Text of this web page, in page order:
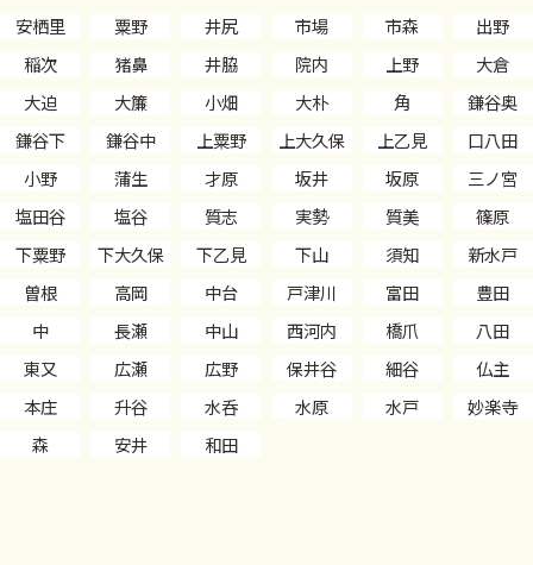
安栖里 粟野 井尻 市場 市森
出野
稲次
猪鼻 井脇 院内 上野
大倉
大迫
大簾 小畑 大朴 角
鎌谷奥
鎌谷下
鎌谷中 上粟野 上大久保 上乙見
口八田
小野
蒲生 才原 坂井 坂原
三ノ宮
塩田谷
塩谷 質志 実勢 質美
篠原
下粟野
下大久保 下乙見 下山 須知
新水戸
曽根
高岡 中台 戸津川 富田
豊田
中
長瀬 中山 西河内 橋爪
八田
東又
広瀬 広野 保井谷 細谷
仏主
本庄
升谷 水呑 水原 水戸
妙楽寺
森
安井 和田